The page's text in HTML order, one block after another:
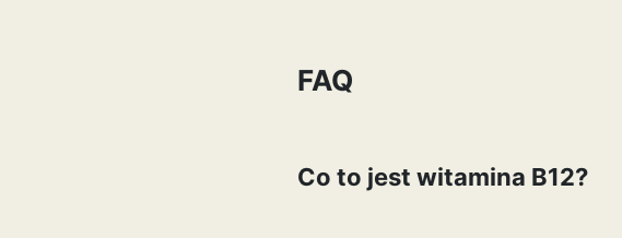
FAQ
Co to jest witamina B12?